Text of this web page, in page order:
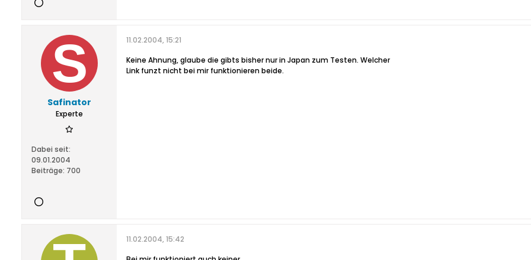
Safinator
Experte
Dabei seit:
09.01.2004
Beiträge: 700
11.02.2004, 15:21
Keine Ahnung, glaube die gibts bisher nur in Japan zum Testen. Welcher
Link funzt nicht bei mir funktionieren beide.
11.02.2004, 15:42